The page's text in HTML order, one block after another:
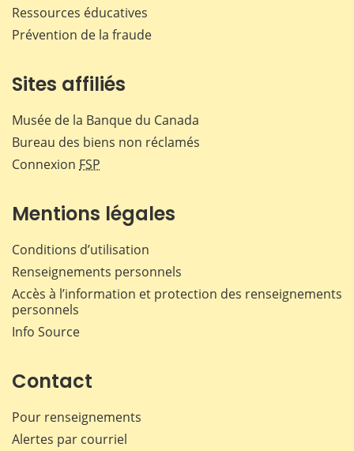
Ressources éducatives
Prévention de la fraude
Sites affiliés
Musée de la Banque du Canada
Bureau des biens non réclamés
Connexion FSP
Mentions légales
Conditions d’utilisation
Renseignements personnels
Accès à l’information et protection des renseignements
personnels
Info Source
Contact
Pour renseignements
Alertes par courriel